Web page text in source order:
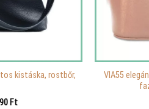
kistáska, rostbőr,
FtCurrent
VIA55